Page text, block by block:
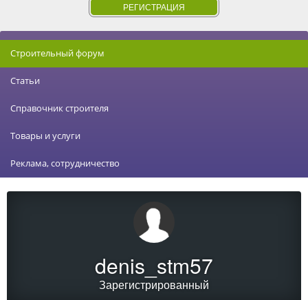
РЕГИСТРАЦИЯ
Строительный форум
Статьи
Справочник строителя
Товары и услуги
Реклама, сотрудничество
denis_stm57
Зарегистрированный